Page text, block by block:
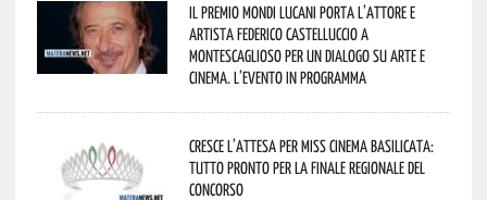
Il Premio Mondi Lucani porta l’attore e
artista Federico Castelluccio a
Montescaglioso per un dialogo su arte e
cinema. L’evento in programma
Cresce l’attesa per Miss Cinema Basilicata:
tutto pronto per la finale regionale del
concorso